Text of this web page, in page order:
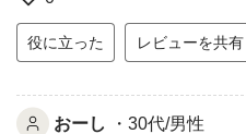
役に立った レビューを共有
おーし ・30代/男性